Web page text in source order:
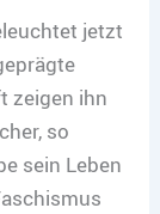
jetzt
zeigen ihn
so
sein Leben